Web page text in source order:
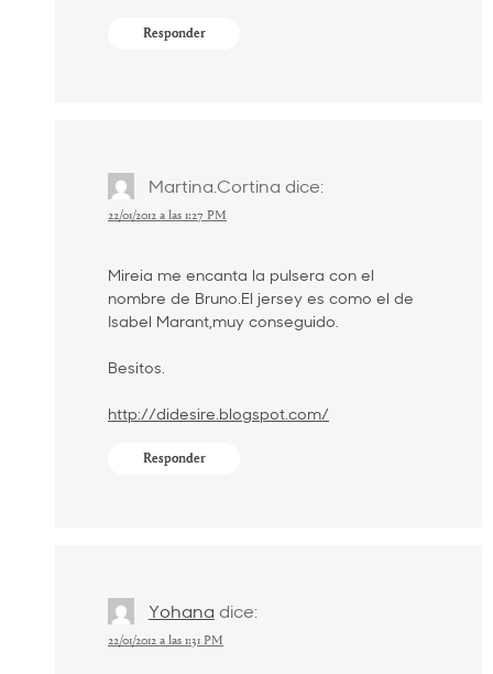
Responder
Martina.Cortina dice:
22/01/2012 a las 1:27 PM
Mireia me encanta la pulsera con el
nombre de Bruno.El jersey es como el de
Isabel Marant,muy conseguido.
Besitos.
http://didesire.blogspot.com/
Responder
Yohana dice:
22/01/2012 a las 1:31 PM